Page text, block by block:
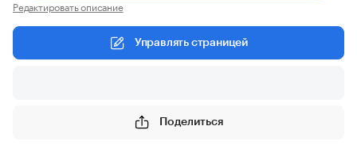
Редактировать описание
Управлять страницей
Поделиться